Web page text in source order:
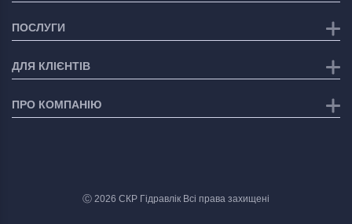
ПОСЛУГИ
ДЛЯ КЛІЄНТІВ
ПРО КОМПАНІЮ
Ⓒ 2026 СКР Гідравлік Всі права захищені